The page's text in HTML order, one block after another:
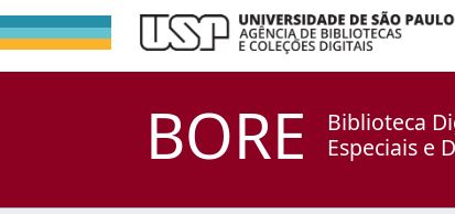
BORE
Biblioteca
Especiais e